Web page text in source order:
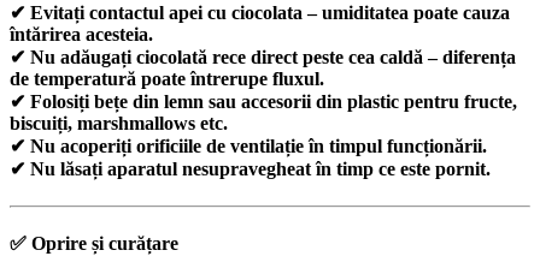
✔ Evitați contactul apei cu ciocolata – umiditatea poate cauza
întărirea acesteia.
✔ Nu adăugați ciocolată rece direct peste cea caldă – diferența
de temperatură poate întrerupe fluxul.
✔ Folosiți bețe din lemn sau accesorii din plastic pentru fructe,
biscuiți, marshmallows etc.
✔ Nu acoperiți orificiile de ventilație în timpul funcționării.
✔ Nu lăsați aparatul nesupravegheat în timp ce este pornit.
✅ Oprire și curățare